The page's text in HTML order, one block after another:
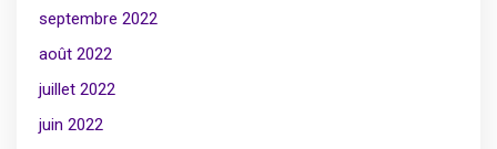
septembre 2022
août 2022
juillet 2022
juin 2022